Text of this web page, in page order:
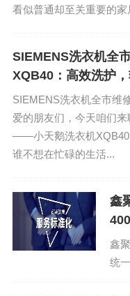
看似普通却至关重要的家
SIEMENS洗衣机全
XQB40：高效洗护
SIEMENS洗衣机全市维
爱的朋友们，今天咱们
——小天鹅洗衣机XQB40
谁不想在忙碌的生活...
鑫
鑫
统